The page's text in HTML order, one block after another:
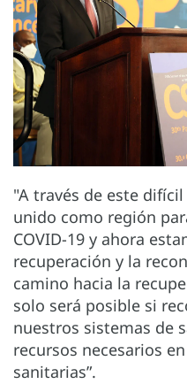
"A través de este
unido como región
COVID-19 y ahora
recuperación y la
camino hacia la
solo será posible si
nuestros sistemas de
recursos necesarios
sanitarias”.